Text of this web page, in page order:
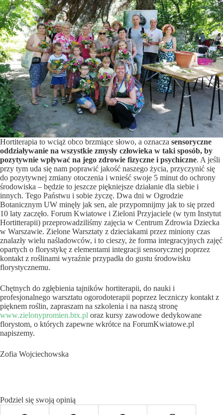
Hortiterapia to wciąż obco brzmiące słowo, a oznacza sensoryczne
oddziaływanie na wszystkie zmysły człowieka w taki sposób, by
pozytywnie wpływać na jego zdrowie fizyczne i psychiczne. A jeśli
przy tym uda się nam poprawić jakość naszego życia, przyczynić się
do pozytywnej zmiany otoczenia i wnieść swoje 5 minut do ochrony
środowiska – będzie to jeszcze piękniejsze działanie dla siebie i
innych. Tego Państwu i sobie życzę. Dwa dni w Ogrodzie
Botanicznym UW minęły jak sen, ale przypomnijmy jak to się przed
10 laty zaczęło. Forum Kwiatowe i Zieloni Przyjaciele (w tym Instytut
Hortitterapii) przeprowadziliśmy zajęcia w Centrum Zdrowia Dziecka
w Warszawie. Zielone Warsztaty z dzieciakami przez miniony czas
znalazły wielu naśladowców, i to cieszy, że forma integracyjnych zajęć
opartych o florystykę z elementami integracji sensorycznej poprzez
kontakt z roślinami wyraźnie przypadła do gustu środowisku
florystycznemu.
Chętnych do zgłębienia tajników hortiterapii, do nauki i
profesjonalnego warsztatu ogorodoterapii poprzez leczniczy kontakt z
pięknem roślin, zapraszam na szkolenia i na naszą stronę
www.zielonypromien.btx.pl oraz kursy zawodowe dedykowane
florystom, o których zapewne wkrótce na ForumKwiatowe.pl
napiszemy.
Zofia Wojciechowska
Podziel się swoją opinią